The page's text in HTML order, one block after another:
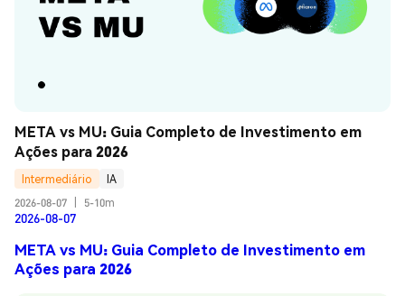
META vs MU: Guia Completo de Investimento em
Ações para 2026
Intermediário
IA
2026-08-07
5-10m
2026-08-07
META vs MU: Guia Completo de Investimento em
Ações para 2026